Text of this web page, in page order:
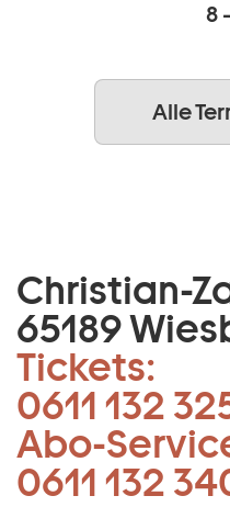
8
Alle
Christian-
65189
Tickets:
0611 132
Abo-
0611 132